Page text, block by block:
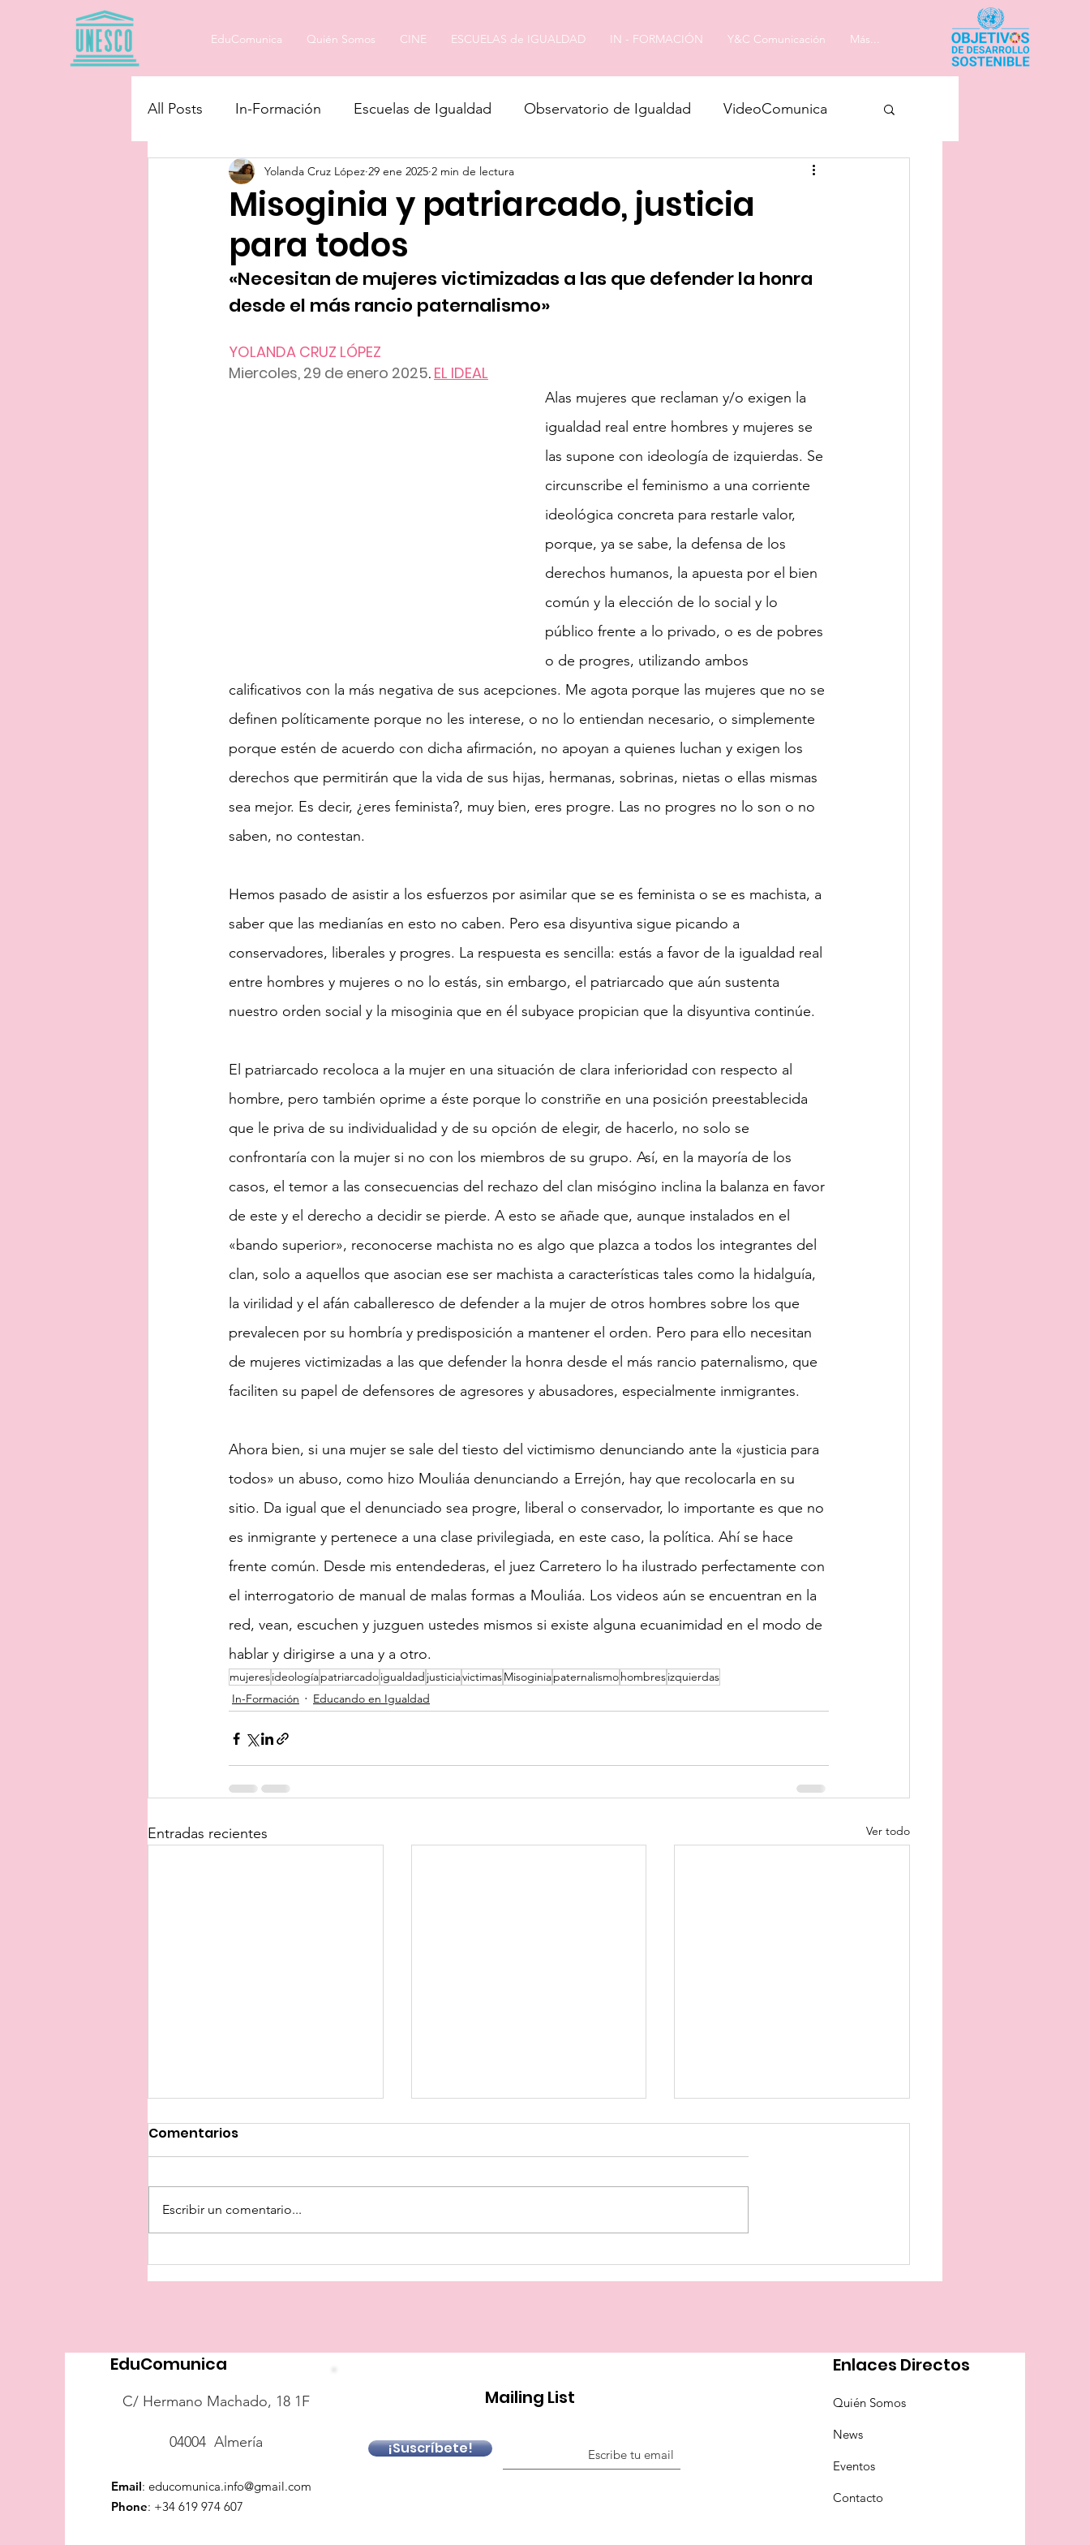
EduComunica Quién Somos CINE ESCUELAS de IGUALDAD IN - FORMACIÓN Y&C Comunicación Más...
All Posts In-Formación Escuelas de Igualdad Observatorio de Igualdad VideoComunica
Educando en Igualdad
Misoginia y patriarcado, justicia
para todos
Yolanda Cruz López 29 ene 2025 2 min de lectura
«Necesitan de mujeres victimizadas a las que defender la honra
desde el más rancio paternalismo»
YOLANDA CRUZ LÓPEZ
Miercoles, 29 de enero 2025. EL IDEAL
Alas mujeres que reclaman y/o exigen la
igualdad real entre hombres y mujeres se
las supone con ideología de izquierdas. Se
circunscribe el feminismo a una corriente
ideológica concreta para restarle valor,
porque, ya se sabe, la defensa de los
derechos humanos, la apuesta por el bien
común y la elección de lo social y lo
público frente a lo privado, o es de pobres
o de progres, utilizando ambos
calificativos con la más negativa de sus acepciones. Me agota porque las mujeres que no se
definen políticamente porque no les interese, o no lo entiendan necesario, o simplemente
porque estén de acuerdo con dicha afirmación, no apoyan a quienes luchan y exigen los
derechos que permitirán que la vida de sus hijas, hermanas, sobrinas, nietas o ellas mismas
sea mejor. Es decir, ¿eres feminista?, muy bien, eres progre. Las no progres no lo son o no
saben, no contestan.
Hemos pasado de asistir a los esfuerzos por asimilar que se es feminista o se es machista, a
saber que las medianías en esto no caben. Pero esa disyuntiva sigue picando a
conservadores, liberales y progres. La respuesta es sencilla: estás a favor de la igualdad real
entre hombres y mujeres o no lo estás, sin embargo, el patriarcado que aún sustenta
nuestro orden social y la misoginia que en él subyace propician que la disyuntiva continúe.
El patriarcado recoloca a la mujer en una situación de clara inferioridad con respecto al
hombre, pero también oprime a éste porque lo constriñe en una posición preestablecida
que le priva de su individualidad y de su opción de elegir, de hacerlo, no solo se
confrontaría con la mujer si no con los miembros de su grupo. Así, en la mayoría de los
casos, el temor a las consecuencias del rechazo del clan misógino inclina la balanza en favor
de este y el derecho a decidir se pierde. A esto se añade que, aunque instalados en el
«bando superior», reconocerse machista no es algo que plazca a todos los integrantes del
clan, solo a aquellos que asocian ese ser machista a características tales como la hidalguía,
la virilidad y el afán caballeresco de defender a la mujer de otros hombres sobre los que
prevalecen por su hombría y predisposición a mantener el orden. Pero para ello necesitan
de mujeres victimizadas a las que defender la honra desde el más rancio paternalismo, que
faciliten su papel de defensores de agresores y abusadores, especialmente inmigrantes.
Ahora bien, si una mujer se sale del tiesto del victimismo denunciando ante la «justicia para
todos» un abuso, como hizo Mouliáa denunciando a Errejón, hay que recolocarla en su
sitio. Da igual que el denunciado sea progre, liberal o conservador, lo importante es que no
es inmigrante y pertenece a una clase privilegiada, en este caso, la política. Ahí se hace
frente común. Desde mis entendederas, el juez Carretero lo ha ilustrado perfectamente con
el interrogatorio de manual de malas formas a Mouliáa. Los videos aún se encuentran en la
red, vean, escuchen y juzguen ustedes mismos si existe alguna ecuanimidad en el modo de
hablar y dirigirse a una y a otro.
mujeresideologíapatriarcadoigualdad justiciavictimasMisoginiapaternalismohombresizquierdas
In-Formación
Educando en Igualdad
Entradas recientes Ver todo
¿Dónde está el
sarcasmo?
La prioridad nacional o la
defensa de los público
Comentarios
Escribir un comentario...
EduComunica
C/ Hermano Machado, 18 1F
04004 Almería
Email: educomunica.info@gmail.com
Phone: +34 619 974 607​
Mailing List
¡Suscríbete!
Enlaces Directos
Quién Somos
News
Eventos
Contacto